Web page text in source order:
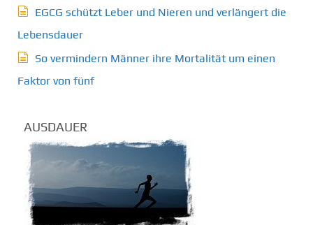
EGCG schützt Leber und Nieren und verlängert die
Lebensdauer
So vermindern Männer ihre Mortalität um einen
Faktor von fünf
AUSDAUER